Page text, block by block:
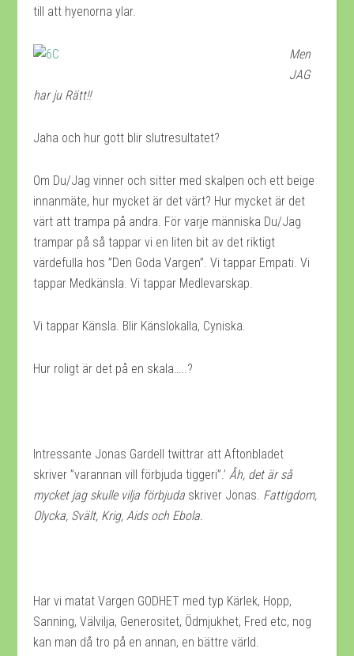
till att hyenorna ylar.
Men
JAG
har ju Rätt!!
Jaha och hur gott blir slutresultatet?
Om Du/Jag vinner och sitter med skalpen och ett beige
innanmäte, hur mycket är det värt? Hur mycket är det
värt att trampa på andra. För varje människa Du/Jag
trampar på så tappar vi en liten bit av det riktigt
värdefulla hos ”Den Goda Vargen”. Vi tappar Empati. Vi
tappar Medkänsla. Vi tappar Medlevarskap.
Vi tappar Känsla. Blir Känslokalla, Cyniska.
Hur roligt är det på en skala…..?
Intressante Jonas Gardell twittrar att Aftonbladet
skriver ”varannan vill förbjuda tiggeri”.’Åh, det är så
mycket jag skulle vilja förbjuda skriver Jonas. Fattigdom,
Olycka, Svält, Krig, Aids och Ebola.
Har vi matat Vargen GODHET med typ Kärlek, Hopp,
Sanning, Välvilja, Generositet, Ödmjukhet, Fred etc, nog
kan man då tro på en annan, en bättre värld.